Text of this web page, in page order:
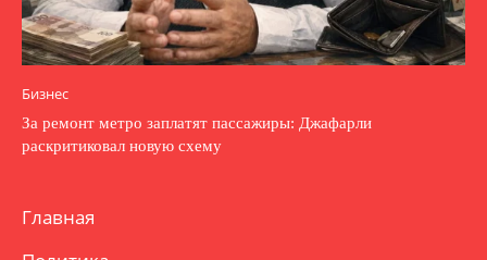
Бизнес
За ремонт метро заплатят пассажиры: Джафарли
раскритиковал новую схему
Главная